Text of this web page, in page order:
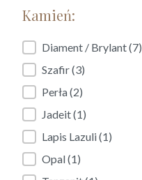
Kamień:
Kamień:
Diament / Brylant(7)
Szafir(3)
Perła(2)
Jadeit(1)
Lapis Lazuli(1)
Opal(1)